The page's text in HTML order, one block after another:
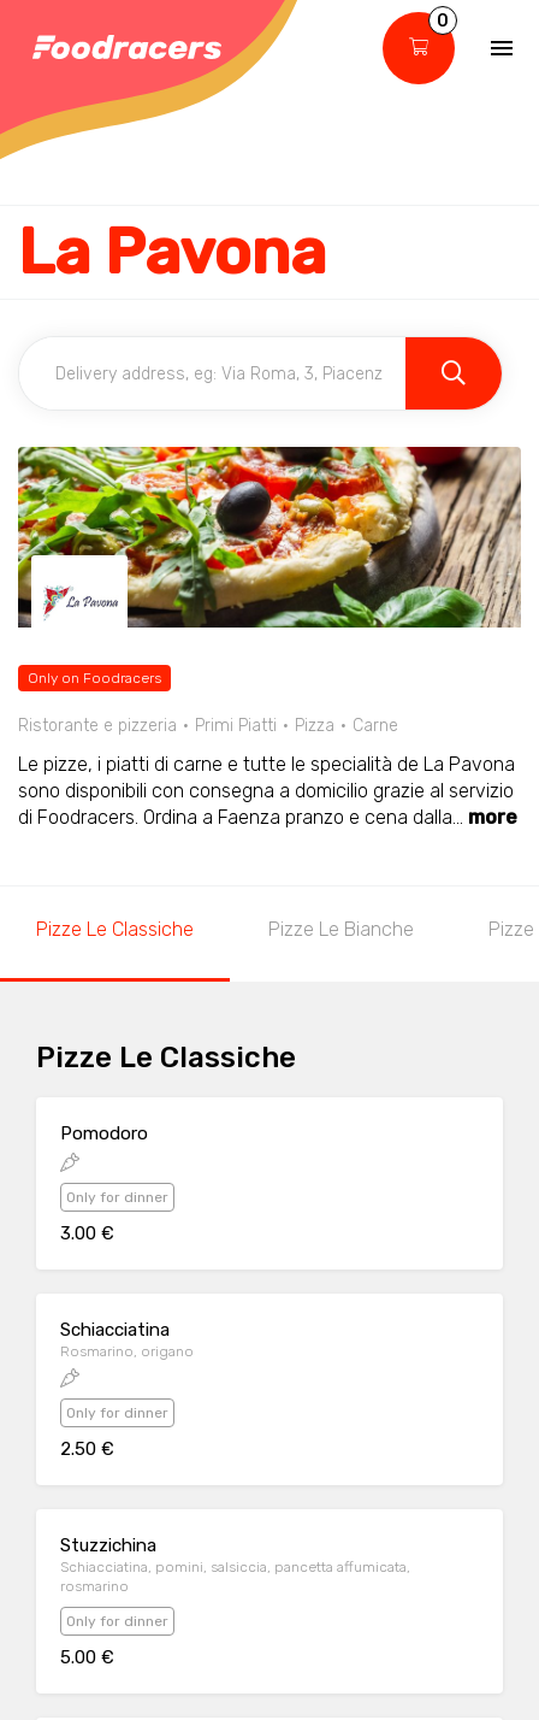
0
La Pavona
Only on Foodracers
Ristorante e pizzeria Primi Piatti Pizza Carne
Le pizze, i piatti di carne e tutte le specialità de La Pavona
sono disponibili con consegna a domicilio grazie al servizio
di Foodracers. Ordina a Faenza pranzo e cena dalla... more
Pizze Le Classiche Pizze Le Bianche
Pizze Le Classiche
Pomodoro
Only for dinner
3.00 €
Schiacciatina
Rosmarino, origano
Only for dinner
2.50 €
Stuzzichina
Schiacciatina, pomini, salsiccia, pancetta affumicata,
rosmarino
Only for dinner
5.00 €